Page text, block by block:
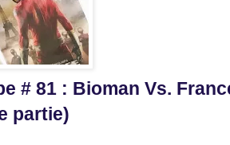
# 81 : Bioman Vs.
partie)